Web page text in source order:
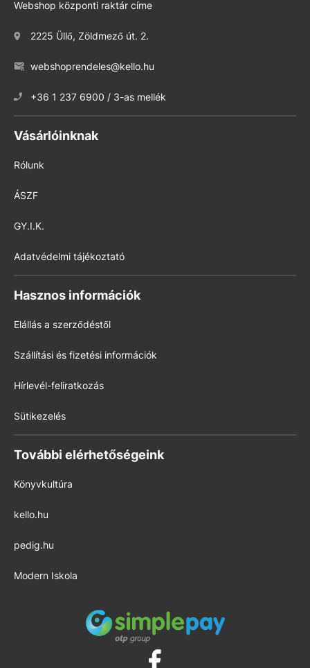
Webshop központi raktár címe
2225 Üllő, Zöldmező út. 2.
webshoprendeles@kello.hu
+36 1 237 6900 / 3-as mellék
Vásárlóinknak
Rólunk
ÁSZF
GY.I.K.
Adatvédelmi tájékoztató
Hasznos információk
Elállás a szerződéstől
Szállítási és fizetési információk
Hírlevél-feliratkozás
Sütikezelés
További elérhetőségeink
Könyvkultúra
kello.hu
pedig.hu
Modern Iskola